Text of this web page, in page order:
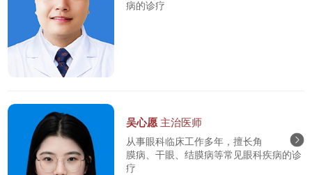
病的诊疗
吴心愿 主治医师
从事眼科临床工作多年，擅长角
膜病、干眼、结膜病等常见眼科疾病的诊
疗